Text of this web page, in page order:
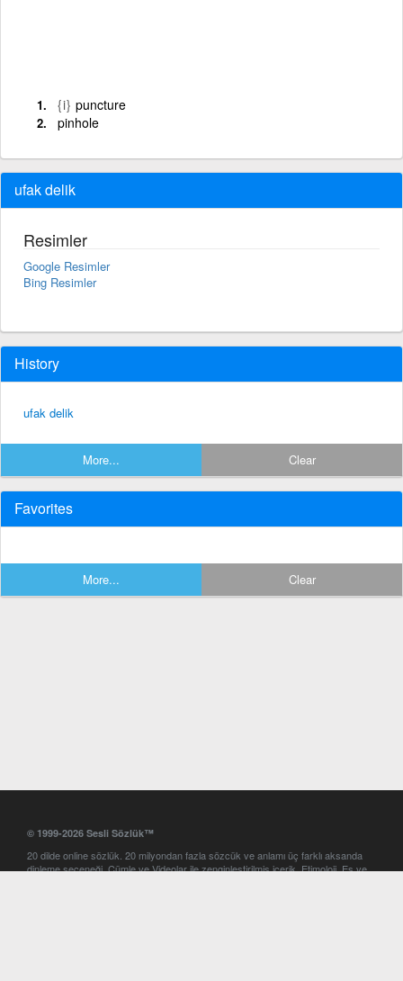
{i} puncture
pinhole
ufak delik
Resimler
Google Resimler
Bing Resimler
History
ufak delik
More... Clear
Favorites
More... Clear
© 1999-2026 Sesli Sözlük™
20 dilde online sözlük. 20 milyondan fazla sözcük ve anlamı üç farklı aksanda
dinleme seçeneği. Cümle ve Videolar ile zenginleştirilmiş içerik. Etimoloji, Eş ve